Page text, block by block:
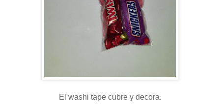
El washi tape cubre y decora.